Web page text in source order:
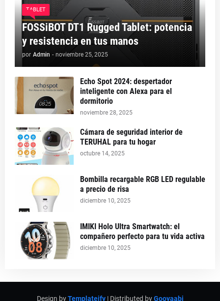
TABLET
FOSSiBOT DT1 Rugged Tablet: potencia
y resistencia en tus manos
por Admin - noviembre 25, 2025
Echo Spot 2024: despertador
inteligente con Alexa para el
dormitorio
noviembre 28, 2025
Cámara de seguridad interior de
TERUHAL para tu hogar
octubre 14, 2025
Bombilla recargable RGB LED regulable
a precio de risa
diciembre 10, 2025
IMIKI Holo Ultra Smartwatch: el
compañero perfecto para tu vida activa
diciembre 10, 2025
Design byTemplateify| Distributed byGooyaabi